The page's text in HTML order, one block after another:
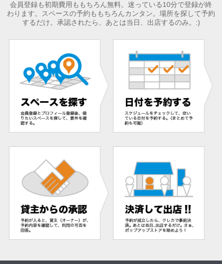
会員登録も初期費用ももちろん無料。迷っている10分で登録が終
わります。スペースの予約ももちろんカンタン。場所を探して予約
するだけ。承認されたら、あとは当日、出店するのみ。:)